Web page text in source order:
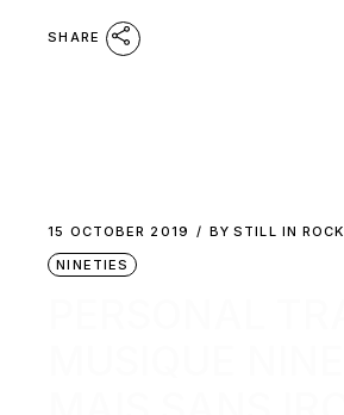
SHARE
15 OCTOBER 2019 BY STILL IN ROCK
NINETIES